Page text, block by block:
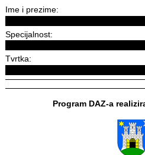
Ime i prezime:
Specijalnost:
Tvrtka:
Program DAZ-a